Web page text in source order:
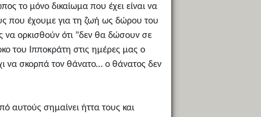
το μόνο δικαίωμα που έχει είναι να
που έχουμε για τη ζωή ως δώρου του
να ορκισθούν ότι "δεν θα δώσουν σε
του Ιπποκράτη στις ημέρες μας ο
να σκορπά τον θάνατο… ο θάνατος δεν
αυτούς σημαίνει ήττα τους και